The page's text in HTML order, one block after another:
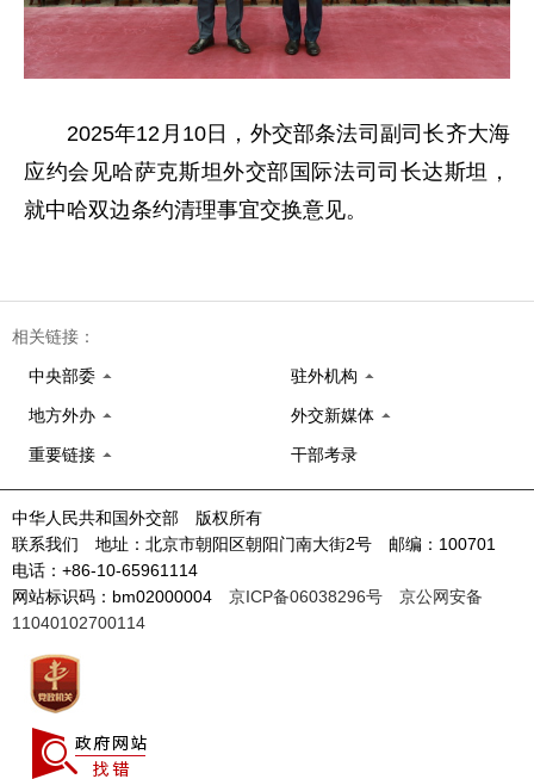
2025年12月10日，外交部条法司副司长齐大海
应约会见哈萨克斯坦外交部国际法司司长达斯坦，
就中哈双边条约清理事宜交换意见。
相关链接：
中央部委 驻外机构
地方外办 外交新媒体
重要链接 干部考录
中华人民共和国外交部 版权所有
联系我们 地址：北京市朝阳区朝阳门南大街2号 邮编：100701
电话：+86-10-65961114
网站标识码：bm02000004 京ICP备06038296号
京公网安备
11040102700114